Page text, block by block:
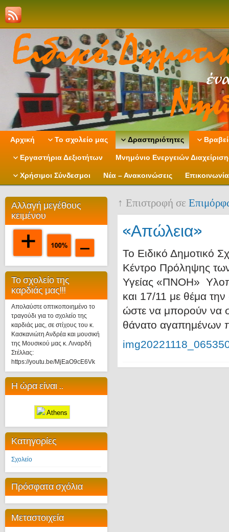
Αρχική Το σχολείο μας Δραστηριότητες
Εργαστήρια Δεξιοτήτων Μνημόνιο Ενεργειών
Χρήσιμοι Σύνδεσμοι Νέα – Ανακοινώσεις Επικοινωνία
Αλλαγή μεγέθους
κειμένου
Το σχολείο της
καρδιάς μας!!!
Απολαύστε οπτικοποιημένο το
τραγούδι για το σχολείο της
καρδιάς μας, σε στίχους του κ.
Κασκανιώτη Ανδρέα και μουσική
της Μουσικού μας κ. Λιναρδή
Στέλλας:
https://youtu.be/MjEaO9cE6Vk
Η ώρα είναι ..
Athens
Κατηγορίες
Σχολείο
Πρόσφατα σχόλια
Μεταστοιχεία
↑ Επιστροφή σε
«Απώλεια»
Το Ειδικό Δημοτικό
Κέντρο Πρόληψης
Υγείας «ΠΝΟΗ»
και 17/11 με θέμα
ώστε να μπορούν να
θάνατο αγαπημένων